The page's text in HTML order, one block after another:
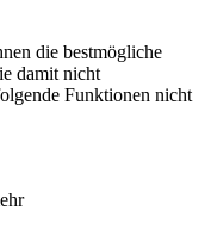
die bestmögliche
damit nicht
Funktionen nicht